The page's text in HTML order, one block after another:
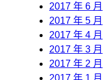
2017 年 6 月
2017 年 5 月
2017 年 4 月
2017 年 3 月
2017 年 2 月
2017 年 1 月